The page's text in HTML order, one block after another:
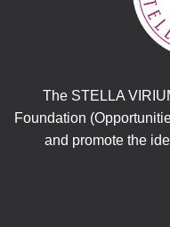
The STELLA
Foundation
and promote the